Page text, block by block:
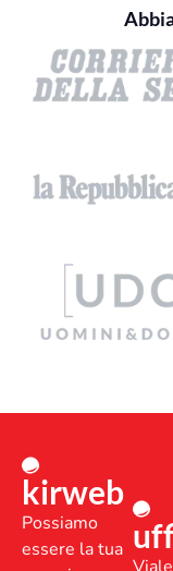
kirweb
Possiamo
essere la tua